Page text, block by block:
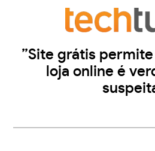
”Site grátis
loja online é